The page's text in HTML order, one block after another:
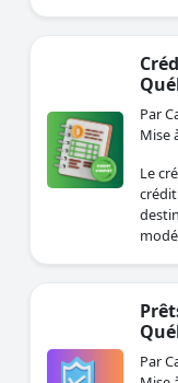
Par
Mise
Le
Par